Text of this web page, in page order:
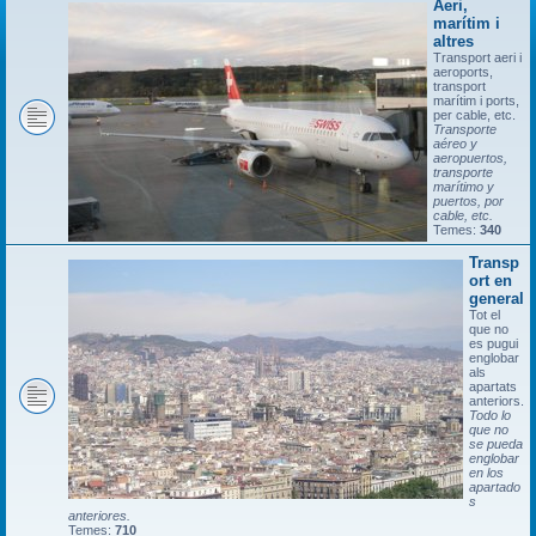
Aeri,
marítim i
altres
Transport aeri i
aeroports,
transport
marítim i ports,
per cable, etc.
Transporte
aéreo y
aeropuertos,
transporte
marítimo y
puertos, por
cable, etc.
Temes: 340
Transp
ort en
general
Tot el
que no
es pugui
englobar
als
apartats
anteriors.
Todo lo
que no
se pueda
englobar
en los
apartado
s
anteriores.
Temes: 710